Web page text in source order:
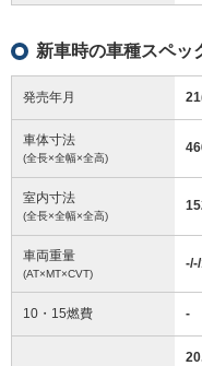
新車時の車種スペッ
発売年月
車体寸法
(全長×全幅×全高)
室内寸法
(全長×全幅×全高)
車両重量
(AT×MT×CVT)
10・15燃費 -